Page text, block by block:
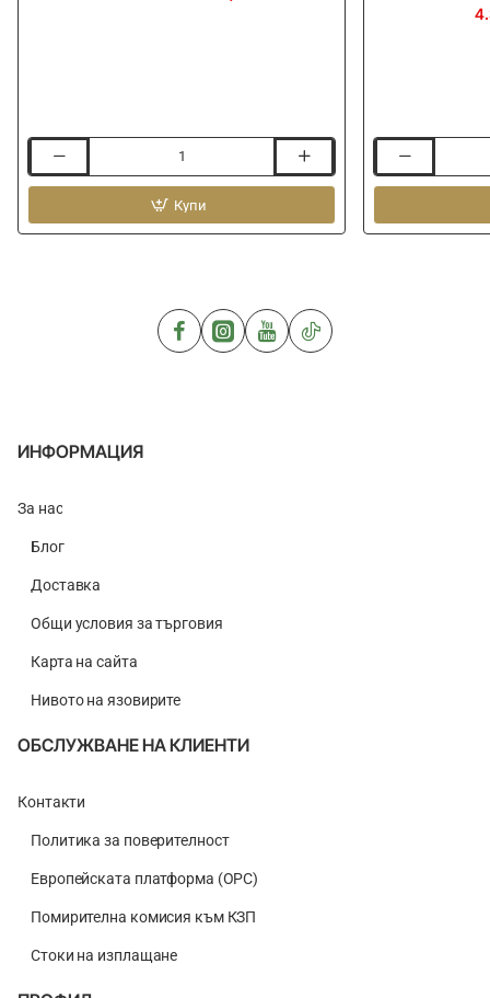
куки
Barbel
Купи
шаранджийски
B775
ИНФОРМАЦИЯ
За нас
Блог
Доставка
Общи условия за търговия
Карта на сайта
Нивото на язовирите
ОБСЛУЖВАНЕ НА КЛИЕНТИ
Контакти
Политика за поверителност
Европейската платформа (ОРС)
Помирителна комисия към КЗП
Стоки на изплащане